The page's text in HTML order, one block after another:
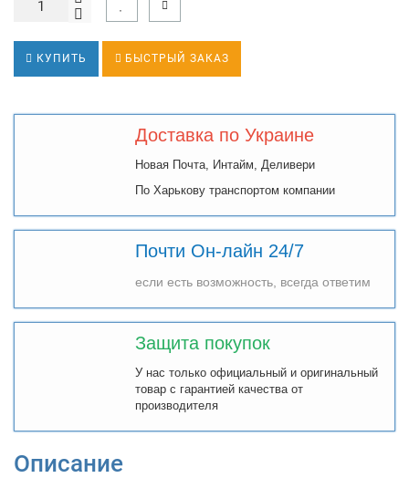
КУПИТЬ БЫСТРЫЙ ЗАКАЗ
Доставка по Украине
Новая Почта, Интайм, Деливери
По Харькову транспортом компании
Почти Он-лайн 24/7
если есть возможность, всегда ответим
Защита покупок
У нас только официальный и оригинальный
товар с гарантией качества от
производителя
Описание